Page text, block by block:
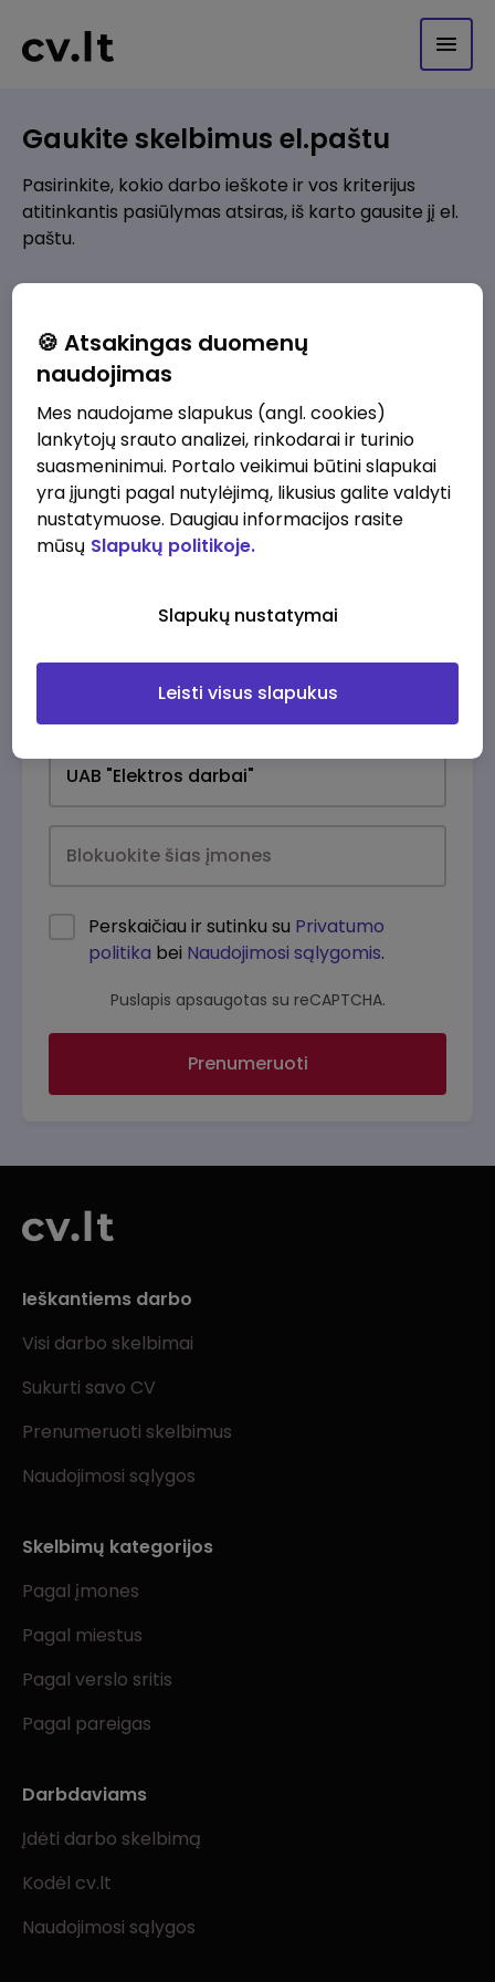
Gaukite skelbimus el.paštu
Pasirinkite, kokio darbo ieškote ir vos kriterijus
atitinkantis pasiūlymas atsiras, iš karto gausite jį el.
paštu.
Pridėti naują
Kokios srities darbo pasiūlymai jus domina?
Pridėti naują
Perskaičiau ir sutinku su Privatumo
politika bei Naudojimosi sąlygomis.
Puslapis apsaugotas su reCAPTCHA.
Prenumeruoti
Ieškantiems darbo
Visi darbo skelbimai
Sukurti savo CV
Prenumeruoti skelbimus
Naudojimosi sąlygos
Skelbimų kategorijos
Pagal įmones
Pagal miestus
Pagal verslo sritis
Pagal pareigas
Darbdaviams
Įdėti darbo skelbimą
Kodėl cv.lt
Naudojimosi sąlygos
🍪 Atsakingas duomenų
naudojimas
Mes naudojame slapukus (angl. cookies)
lankytojų srauto analizei, rinkodarai ir turinio
suasmeninimui. Portalo veikimui būtini slapukai
yra įjungti pagal nutylėjimą, likusius galite valdyti
nustatymuose. Daugiau informacijos rasite
mūsų Slapukų politikoje.
Slapukų nustatymai
Leisti visus slapukus